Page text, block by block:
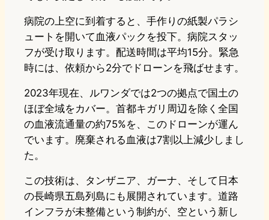
病院の上空に到着すると、手作りの紙製パラシ
ュートを開いて血液パックを投下。病院スタッ
フが受け取ります。配送時間は平均15分。緊急
時には、依頼から2分でドローンを飛ばせます。
2023年現在、ルワンダでは2つの拠点で国土の
ほぼ全域をカバー。首都キガリ周辺を除く全国
の血液流通量の約75%を、このドローンが運ん
でいます。廃棄される血液は7割以上減少しまし
た。
この技術は、タンザニア、ガーナ、そして日本
の長崎県五島列島にも展開されています。道路
インフラが未整備という制約が、空という新し